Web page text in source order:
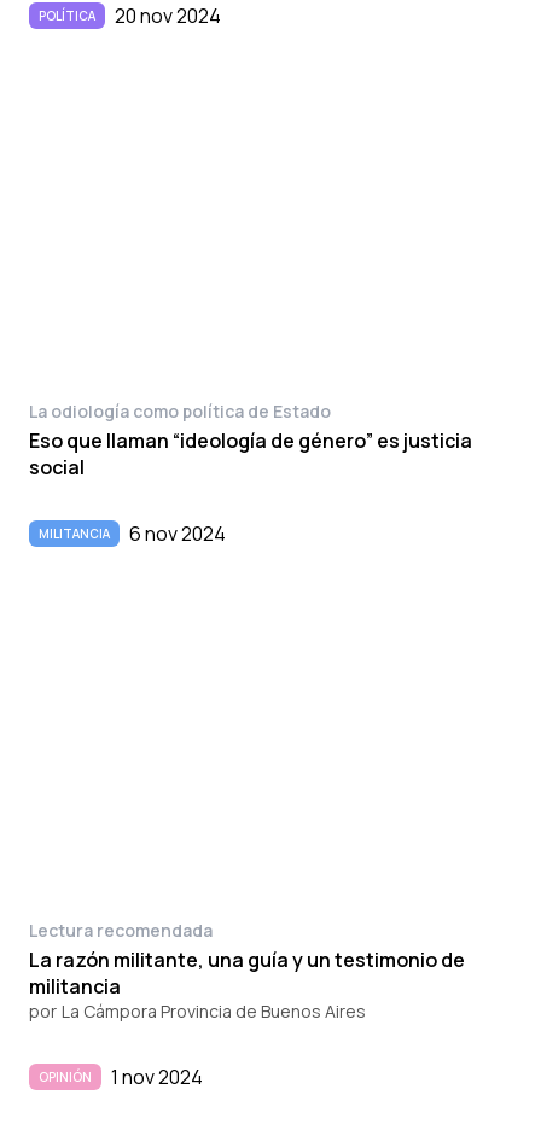
POLÍTICA 20 nov 2024
La odiología como política de Estado
Eso que llaman “ideología de género” es justicia
social
MILITANCIA 6 nov 2024
Lectura recomendada
La razón militante, una guía y un testimonio de
militancia
por La Cámpora Provincia de Buenos Aires
OPINIÓN 1 nov 2024